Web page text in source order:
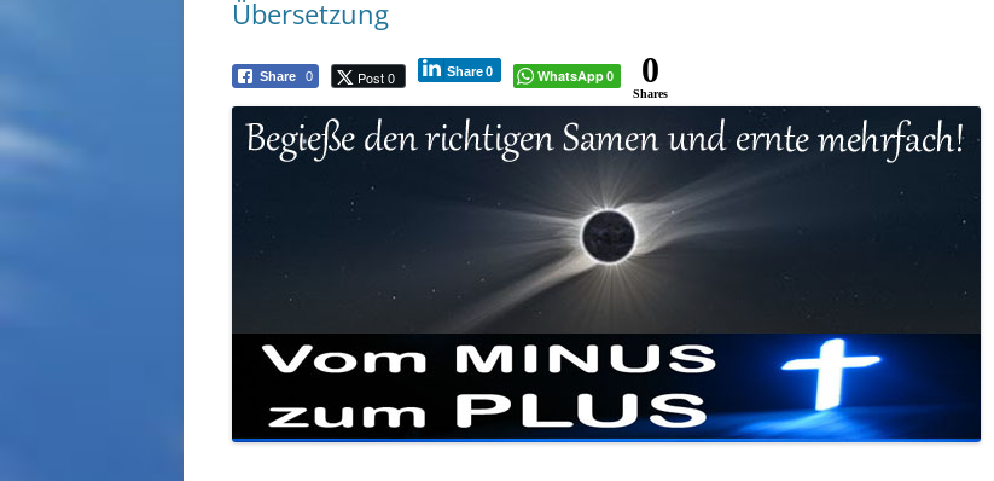
Übersetzung
Share 0 Post 0 Share0 WhatsApp0 0
Shares